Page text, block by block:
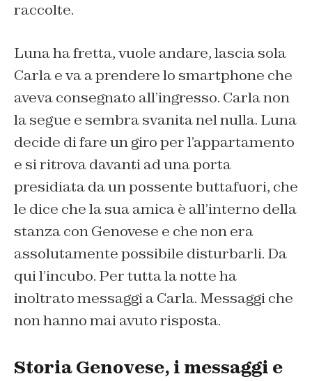
raccolte.
Lunaha fretta, vuole andare,lascia sola
Carlae va a prendere lo smartphone che
aveva consegnato all’ingresso. Carlanon
la segue e sembra svanita nel nulla. Luna
decide di fare un giro per l’appartamento
e si ritrova davanti ad una porta
presidiata da un possente buttafuori, che
le dice che la sua amica è all’interno della
stanza con Genovese e che non era
assolutamente possibile disturbarli. Da
qui l’incubo. Per tutta la notte ha
inoltrato messaggi aCarla. Messaggi che
non hanno mai avuto risposta.
Storia Genovese, i messaggi e